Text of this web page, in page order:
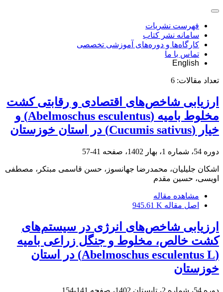
فهرست نشریات
سامانه نشر کتاب
کارگاه‌ها و دوره‌های آموزشی تخصصی
تماس با ما
English
تعداد مقالات: 6
ارزیابی شاخص‌های اقتصادی و رقابتی کشت
مخلوط بامیه (Abelmoschus esculentus) و
خیار (Cucumis sativus) در استان خوزستان
دوره 54، شماره 1، بهار 1402، صفحه 41-57
اشکان جلیلیان، محمدرضا جهانسوز، حسن قاسمی مبتکر، مصطفی
اویسی، حسین مقدم
مشاهده مقاله
اصل مقاله 945.61 K
ارزیابی شاخص‌های انرژی در سیستم‌های
کشت خالص، مخلوط و جنگل زراعی بامیه
(Abelmoschus esculentus L) در استان
خوزستان
دوره 54، شماره 2، تابستان 1402، صفحه 141-154